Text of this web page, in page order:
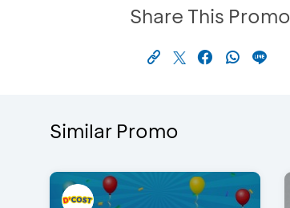
Share This Promo
Similar Promo